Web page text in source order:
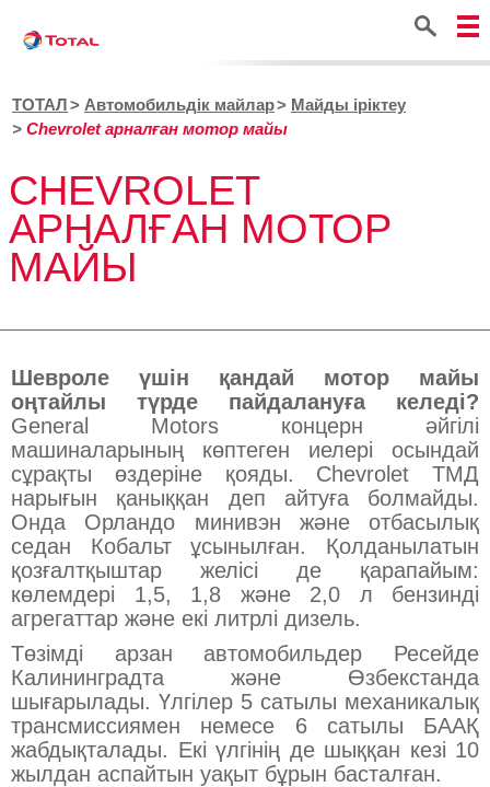
Іздестіру
ТОТАЛ Автомобильдік майлар
Майды іріктеу
Chevrolet арналған мотор майы
CHEVROLET
АРНАЛҒАН МОТОР
МАЙЫ
Шевроле үшін қандай мотор майы
оңтайлы түрде пайдалануға келеді?
General Motors концерн әйгілі
машиналарының көптеген иелері осындай
сұрақты өздеріне қояды. Chevrolet ТМД
нарығын қаныққан деп айтуға болмайды.
Онда Орландо минивэн және отбасылық
седан Кобальт ұсынылған. Қолданылатын
қозғалтқыштар желісі де қарапайым:
көлемдері 1,5, 1,8 және 2,0 л бензинді
агрегаттар және екі литрлі дизель.
Төзімді арзан автомобильдер Ресейде
Калининградта және Өзбекстанда
шығарылады. Үлгілер 5 сатылы механикалық
трансмиссиямен немесе 6 сатылы БААҚ
жабдықталады. Екі үлгінің де шыққан кезі 10
жылдан аспайтын уақыт бұрын басталған.